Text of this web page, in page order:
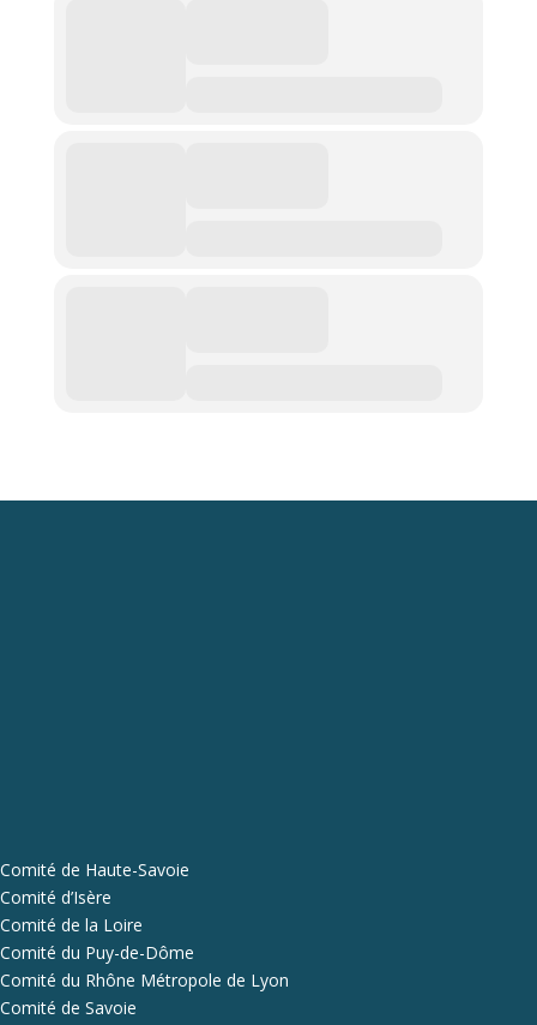
Comité de Haute-Savoie
Comité d’Isère
Comité de la Loire
Comité du Puy-de-Dôme
Comité du Rhône Métropole de Lyon
Comité de Savoie